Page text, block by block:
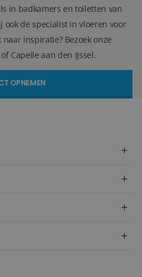
in badkamers en toiletten van
de specialist in vloeren voor
inspiratie? Bezoek onze
Capelle aan den IJssel.
OPNEMEN